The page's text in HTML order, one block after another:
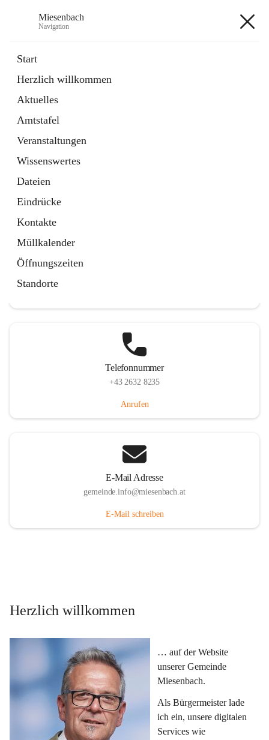
Miesenbach
Navigation
Start
Herzlich willkommen
Aktuelles
Amtstafel
Veranstaltungen
Wissenswertes
Dateien
Eindrücke
Kontakte
Müllkalender
Öffnungszeiten
Standorte
Externe Webseite
in
Tab
Region Schneebergland
Externe Webseite
öffnet
in
neuem
Tab
Telefonnummer
+43 2632 8235
Anrufen
E-Mail Adresse
gemeinde.info@miesenbach.at
E-Mail schreiben
Herzlich willkommen
… auf der Website
unserer Gemeinde
Miesenbach.
Als Bürgermeister lade
ich ein, unsere digitalen
Services wie